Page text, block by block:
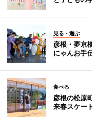
見る・遊ぶ
彦根・夢京
にゃんお手
食べる
彦根の松原
来春スケー